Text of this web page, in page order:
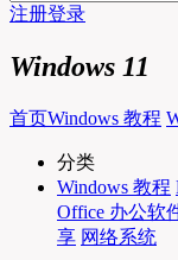
注册登录
Windows 11
首页Windows 教程
分类
Windows 教程
Office 办公软
享 网络系统